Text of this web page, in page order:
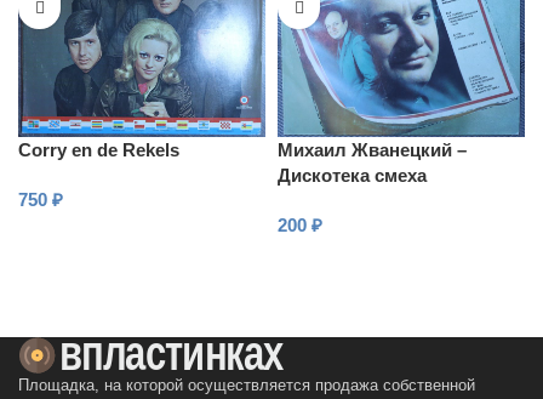
Corry en de Rekels
750 ₽
Михаил Жванецкий –
Дискотека смеха
200 ₽
Площадка, на которой осуществляется продажа собственной